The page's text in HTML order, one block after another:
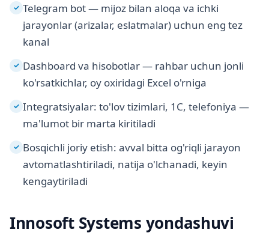
✓ Telegram bot — mijoz bilan aloqa va ichki
jarayonlar (arizalar, eslatmalar) uchun eng tez
kanal
✓ Dashboard va hisobotlar — rahbar uchun jonli
ko'rsatkichlar, oy oxiridagi Excel o'rniga
✓ Integratsiyalar: to'lov tizimlari, 1C, telefoniya —
ma'lumot bir marta kiritiladi
✓ Bosqichli joriy etish: avval bitta og'riqli jarayon
avtomatlashtiriladi, natija o'lchanadi, keyin
kengaytiriladi
Innosoft Systems yondashuvi